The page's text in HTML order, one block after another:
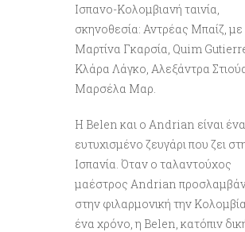
Ισπανο-Κολομβιανή ταινία,
σκηνοθεσία: Αντρέας Μπαίζ, με
Μαρτίνα Γκαρσία, Quim
Κλάρα Λάγκο, Αλεξάντρα
Μαρσέλα Μαρ.
Η Belen και ο Andrian είναι ένα
ευτυχισμένο ζευγάρι που ζει
Ισπανία. Όταν ο ταλαντούχος
μαέστρος Andrian
στην φιλαρμονική την
ένα χρόνο, η Belen, κατόπιν